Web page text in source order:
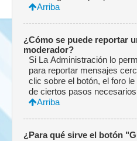
Arriba
¿Cómo se puede reportar
moderador?
Si La Administración lo
para reportar mensajes
clic sobre el botón, el foro
de ciertos pasos
Arriba
¿Para qué sirve el botón